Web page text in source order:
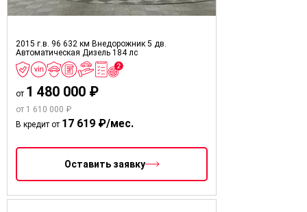
2015 г.в. 96 632 км Внедорожник 5 дв.
Автоматическая Дизель 184 лс
от 1 480 000 ₽
от 1 610 000 ₽
В кредит от 17 619 ₽/мес.
Оставить заявку